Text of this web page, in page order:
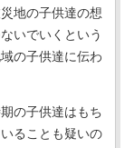
地の子供達の想
いでいくという
の子供達に伝わ
の子供達はもち
ることも疑いの